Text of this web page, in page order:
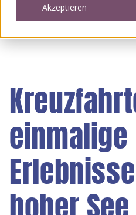
Akzeptieren
einmalige